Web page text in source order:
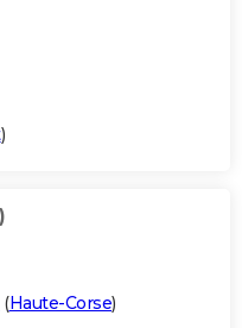
)
(Haute-Corse)